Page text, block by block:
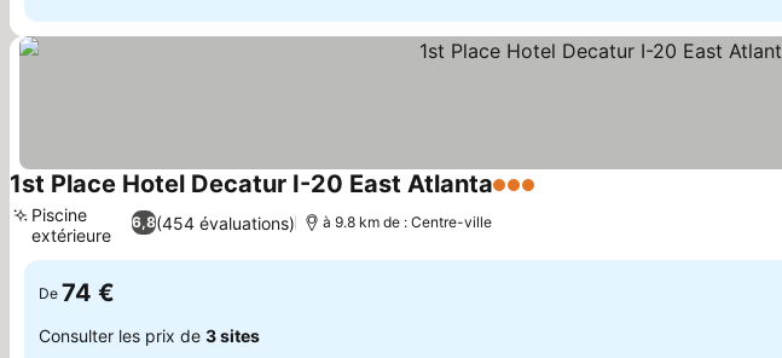
1st Place Hotel Decatur I-20 East Atlanta3 Étoiles
6,8(454 évaluations)
Piscine
extérieure
à 9.8 km de : Centre-ville
De 74 €
Consulter les prix de 3 sites